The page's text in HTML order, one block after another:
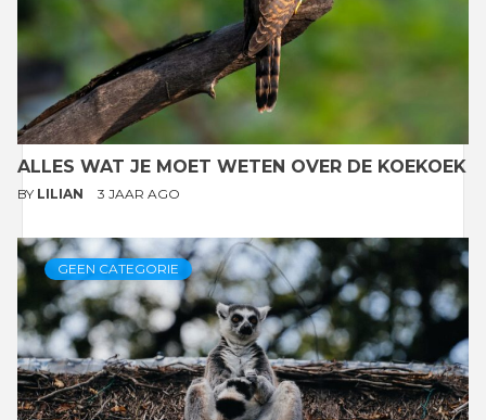
ALLES WAT JE MOET WETEN OVER DE KOEKOEK
BY LILIAN 3 JAAR AGO
GEEN CATEGORIE